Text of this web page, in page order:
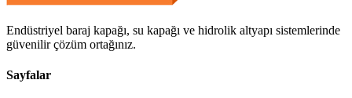
Endüstriyel baraj kapağı, su kapağı ve hidrolik altyapı sistemlerinde
güvenilir çözüm ortağınız.
Sayfalar